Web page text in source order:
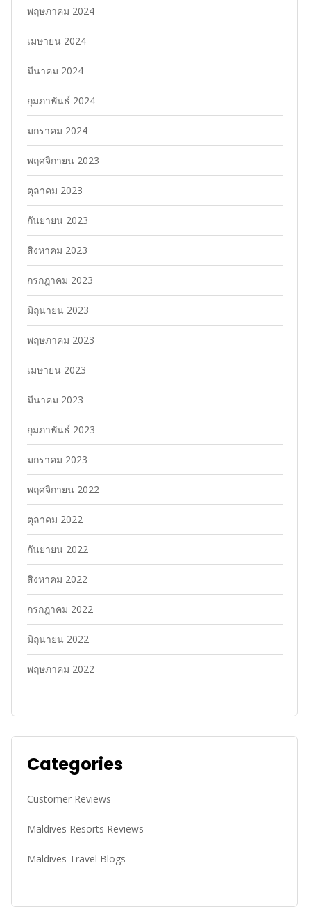
พฤษภาคม 2024
เมษายน 2024
มีนาคม 2024
กุมภาพันธ์ 2024
มกราคม 2024
พฤศจิกายน 2023
ตุลาคม 2023
กันยายน 2023
สิงหาคม 2023
กรกฎาคม 2023
มิถุนายน 2023
พฤษภาคม 2023
เมษายน 2023
มีนาคม 2023
กุมภาพันธ์ 2023
มกราคม 2023
พฤศจิกายน 2022
ตุลาคม 2022
กันยายน 2022
สิงหาคม 2022
กรกฎาคม 2022
มิถุนายน 2022
พฤษภาคม 2022
Categories
Customer Reviews
Maldives Resorts Reviews
Maldives Travel Blogs